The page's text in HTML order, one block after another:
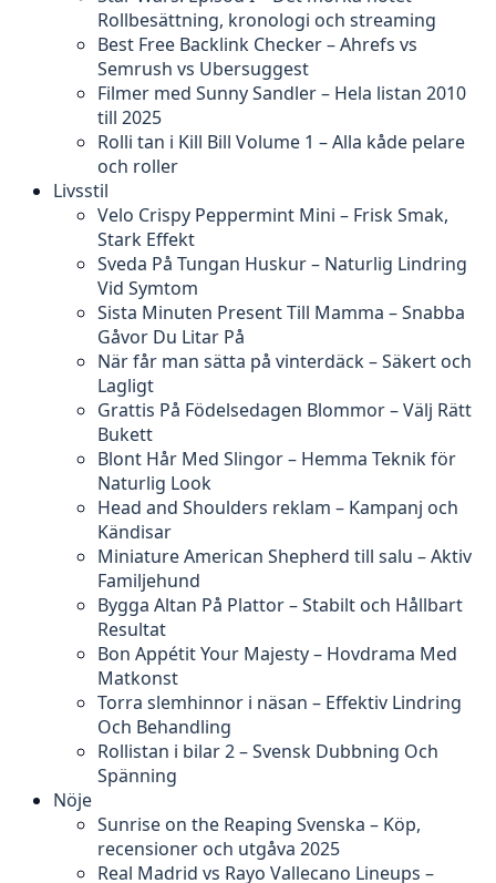
Rollbesättning, kronologi och streaming
Best Free Backlink Checker – Ahrefs vs
Semrush vs Ubersuggest
Filmer med Sunny Sandler – Hela listan 2010
till 2025
Rolli tan i Kill Bill Volume 1 – Alla kåde pelare
och roller
Livsstil
Velo Crispy Peppermint Mini – Frisk Smak,
Stark Effekt
Sveda På Tungan Huskur – Naturlig Lindring
Vid Symtom
Sista Minuten Present Till Mamma – Snabba
Gåvor Du Litar På
När får man sätta på vinterdäck – Säkert och
Lagligt
Grattis På Födelsedagen Blommor – Välj Rätt
Bukett
Blont Hår Med Slingor – Hemma Teknik för
Naturlig Look
Head and Shoulders reklam – Kampanj och
Kändisar
Miniature American Shepherd till salu – Aktiv
Familjehund
Bygga Altan På Plattor – Stabilt och Hållbart
Resultat
Bon Appétit Your Majesty – Hovdrama Med
Matkonst
Torra slemhinnor i näsan – Effektiv Lindring
Och Behandling
Rollistan i bilar 2 – Svensk Dubbning Och
Spänning
Nöje
Sunrise on the Reaping Svenska – Köp,
recensioner och utgåva 2025
Real Madrid vs Rayo Vallecano Lineups –